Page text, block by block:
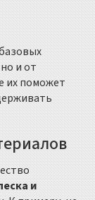
и от
их поможет
и